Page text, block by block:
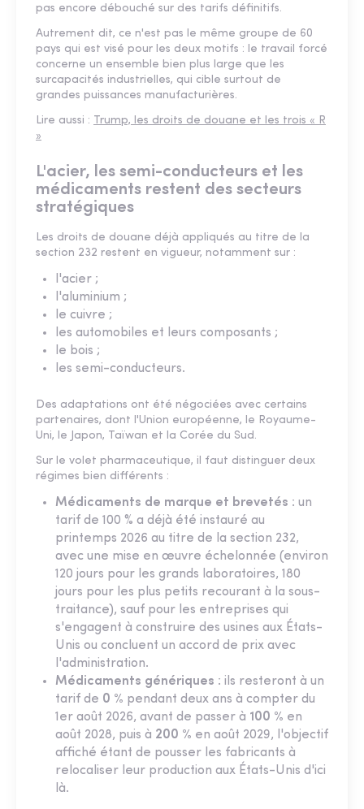
pas encore débouché sur des tarifs définitifs.
Autrement dit, ce n'est pas le même groupe de 60
pays qui est visé pour les deux motifs : le travail forcé
concerne un ensemble bien plus large que les
surcapacités industrielles, qui cible surtout de
grandes puissances manufacturières.
Lire aussi : Trump, les droits de douane et les trois « R
»
L'acier, les semi-conducteurs et les
médicaments restent des secteurs
stratégiques
Les droits de douane déjà appliqués au titre de la
section 232 restent en vigueur, notamment sur :
l'acier ;
l'aluminium ;
le cuivre ;
les automobiles et leurs composants ;
le bois ;
les semi-conducteurs.
Des adaptations ont été négociées avec certains
partenaires, dont l'Union européenne, le Royaume-
Uni, le Japon, Taïwan et la Corée du Sud.
Sur le volet pharmaceutique, il faut distinguer deux
régimes bien différents :
Médicaments de marque et brevetés : un
tarif de 100 % a déjà été instauré au
printemps 2026 au titre de la section 232,
avec une mise en œuvre échelonnée (environ
120 jours pour les grands laboratoires, 180
jours pour les plus petits recourant à la sous-
traitance), sauf pour les entreprises qui
s'engagent à construire des usines aux États-
Unis ou concluent un accord de prix avec
l'administration.
Médicaments génériques : ils resteront à un
tarif de 0 % pendant deux ans à compter du
1er août 2026, avant de passer à 100 % en
août 2028, puis à 200 % en août 2029, l'objectif
affiché étant de pousser les fabricants à
relocaliser leur production aux États-Unis d'ici
là.